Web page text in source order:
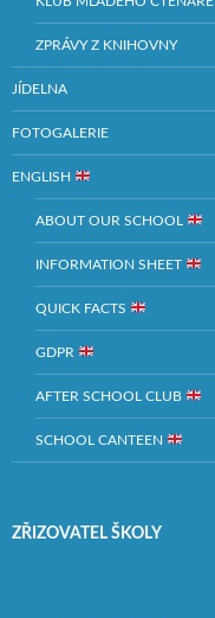
ZPRÁVY Z KNIHOVNY
JÍDELNA
FOTOGALERIE
ENGLISH
ABOUT OUR SCHOOL
INFORMATION SHEET
QUICK FACTS
GDPR
AFTER SCHOOL CLUB
SCHOOL CANTEEN
ZŘIZOVATEL ŠKOLY